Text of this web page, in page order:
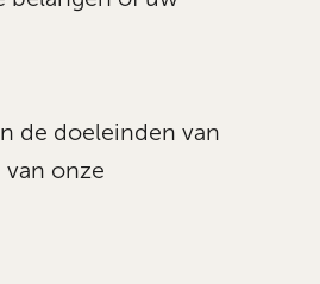
de doeleinden van
van onze